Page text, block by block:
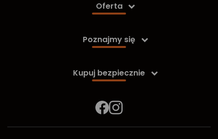
Oferta 
Poznajmy się 
Kupuj bezpiecznie 